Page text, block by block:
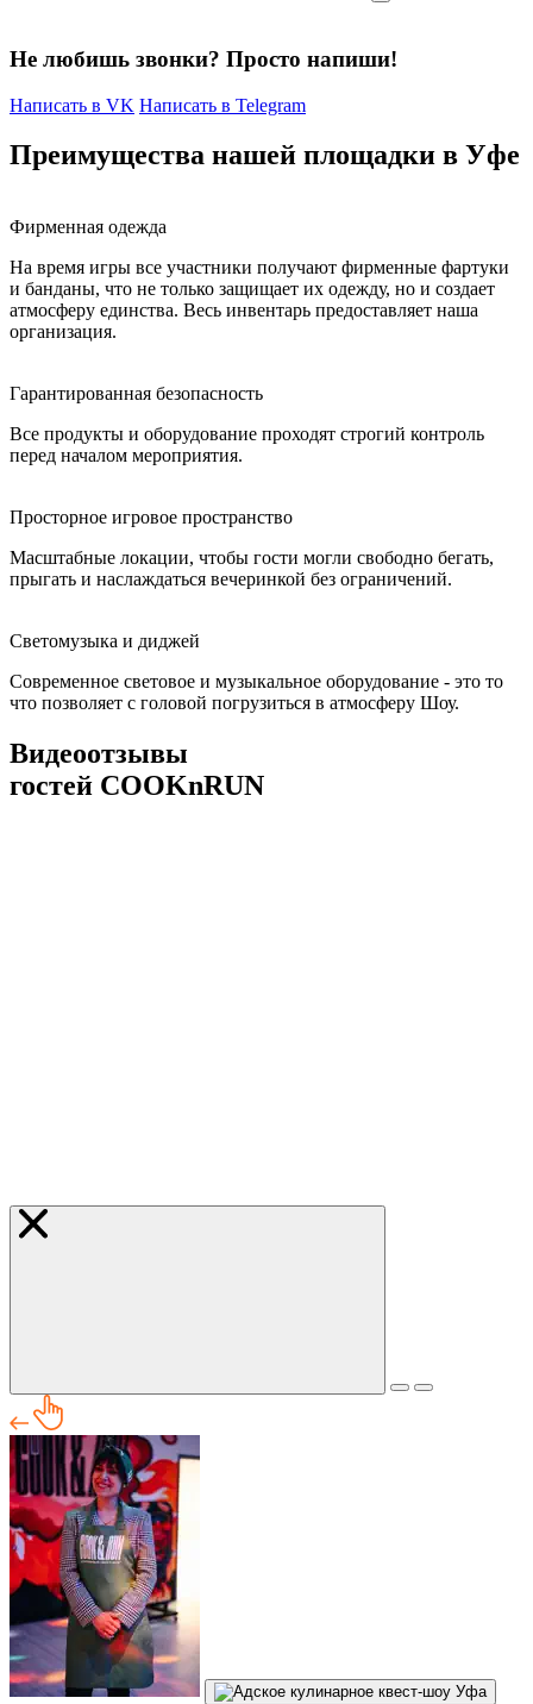
Не любишь звонки? Просто напиши!
Написать в VK Написать в Telegram
Преимущества нашей площадки в Уфе
Фирменная одежда
На время игры все участники получают фирменные фартуки
и банданы, что не только защищает их одежду, но и создает
атмосферу единства. Весь инвентарь предоставляет наша
организация.
Гарантированная безопасность
Все продукты и оборудование проходят строгий контроль
перед началом мероприятия.
Просторное игровое пространство
Масштабные локации, чтобы гости могли свободно бегать,
прыгать и наслаждаться вечеринкой без ограничений.
Светомузыка и диджей
Современное световое и музыкальное оборудование - это то
что позволяет с головой погрузиться в атмосферу Шоу.
Видеоотзывы
гостей COOKnRUN